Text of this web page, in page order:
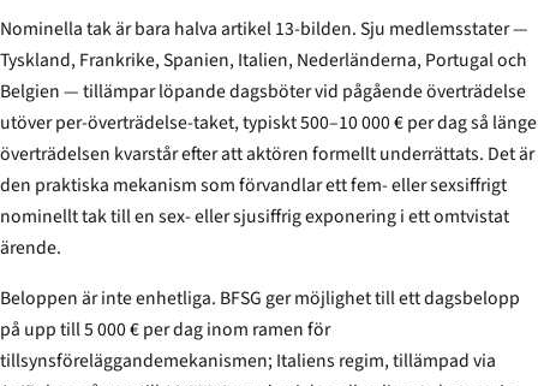
Nominella tak är bara halva artikel 13-bilden. Sju medlemsstater —
Tyskland, Frankrike, Spanien, Italien, Nederländerna, Portugal och
Belgien — tillämpar löpande dagsböter vid pågående överträdelse
utöver per-överträdelse-taket, typiskt 500–10 000 € per dag så länge
överträdelsen kvarstår efter att aktören formellt underrättats. Det är
den praktiska mekanism som förvandlar ett fem- eller sexsiffrigt
nominellt tak till en sex- eller sjusiffrig exponering i ett omtvistat
ärende.
Beloppen är inte enhetliga. BFSG ger möjlighet till ett dagsbelopp
på upp till 5 000 € per dag inom ramen för
tillsynsföreläggandemekanismen; Italiens regim, tillämpad via